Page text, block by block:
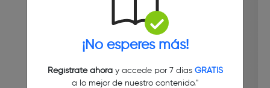
¡No esperes más!
Regístrate ahoray accede por 7 días GRATIS
a lo mejor de nuestro contenido."